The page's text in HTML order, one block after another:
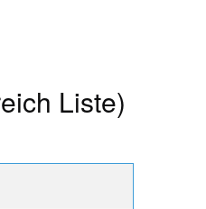
Liste)